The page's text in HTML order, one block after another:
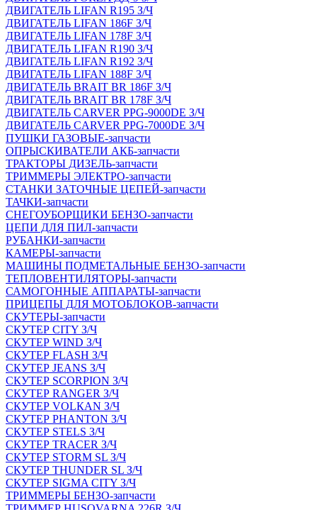
ДВИГАТЕЛЬ LIFAN R195 З/Ч
ДВИГАТЕЛЬ LIFAN 186F З/Ч
ДВИГАТЕЛЬ LIFAN 178F З/Ч
ДВИГАТЕЛЬ LIFAN R190 З/Ч
ДВИГАТЕЛЬ LIFAN R192 З/Ч
ДВИГАТЕЛЬ LIFAN 188F З/Ч
ДВИГАТЕЛЬ BRAIT BR 186F З/Ч
ДВИГАТЕЛЬ BRAIT BR 178F З/Ч
ДВИГАТЕЛЬ CARVER PPG-9000DE З/Ч
ДВИГАТЕЛЬ CARVER PPG-7000DE З/Ч
ПУШКИ ГАЗОВЫЕ-запчасти
ОПРЫСКИВАТЕЛИ АКБ-запчасти
ТРАКТОРЫ ДИЗЕЛЬ-запчасти
ТРИММЕРЫ ЭЛЕКТРО-запчасти
СТАНКИ ЗАТОЧНЫЕ ЦЕПЕЙ-запчасти
ТАЧКИ-запчасти
СНЕГОУБОРЩИКИ БЕНЗО-запчасти
ЦЕПИ ДЛЯ ПИЛ-запчасти
РУБАНКИ-запчасти
КАМЕРЫ-запчасти
МАШИНЫ ПОДМЕТАЛЬНЫЕ БЕНЗО-запчасти
ТЕПЛОВЕНТИЛЯТОРЫ-запчасти
САМОГОННЫЕ АППАРАТЫ-запчасти
ПРИЦЕПЫ ДЛЯ МОТОБЛОКОВ-запчасти
СКУТЕРЫ-запчасти
СКУТЕР CITY З/Ч
СКУТЕР WIND З/Ч
СКУТЕР FLASH З/Ч
СКУТЕР JEANS З/Ч
СКУТЕР SCORPION З/Ч
СКУТЕР RANGER З/Ч
СКУТЕР VOLКAN З/Ч
СКУТЕР PHANTON З/Ч
СКУТЕР STELS З/Ч
СКУТЕР TRACER З/Ч
СКУТЕР STORM SL З/Ч
СКУТЕР THUNDER SL З/Ч
СКУТЕР SIGMA CITY З/Ч
ТРИММЕРЫ БЕНЗО-запчасти